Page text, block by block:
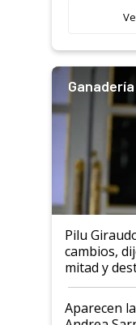
salto
Ganadería
Pilu
cambios,
mitad y
ser "para
mandato
nacional"
Aparecen